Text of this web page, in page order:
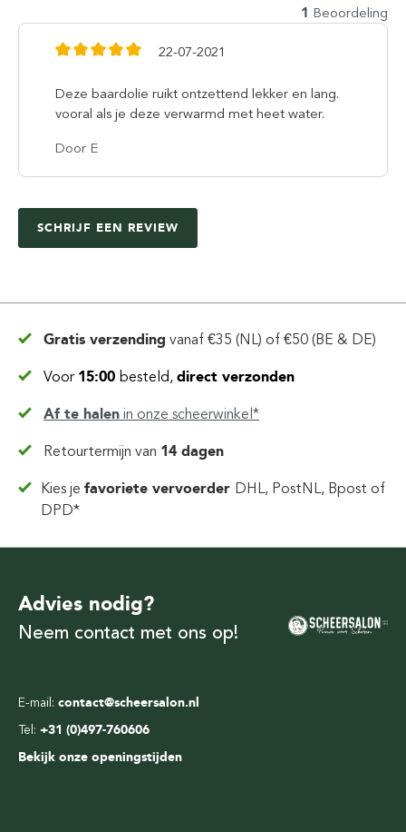
1 Beoordeling
22-07-2021
Deze baardolie ruikt ontzettend lekker en lang.
vooral als je deze verwarmd met heet water.
Door E
SCHRIJF EEN REVIEW
Gratis verzending vanaf €35 (NL) of €50 (BE & DE)
Voor 15:00 besteld, direct verzonden
Af te halen in onze scheerwinkel*
Retourtermijn van 14 dagen
Kies jefavoriete vervoerder DHL, PostNL, Bpost of
DPD*
E-mail: contact@scheersalon.nl
Tel: +31 (0)497-760606
Bekijk onze openingstijden
Advies nodig?
Neem contact met ons op!